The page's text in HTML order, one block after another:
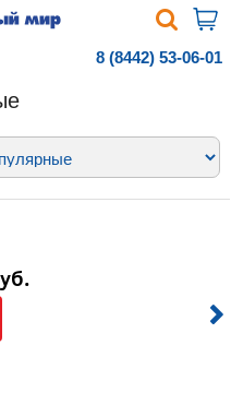
8 (8442) 53-06-01